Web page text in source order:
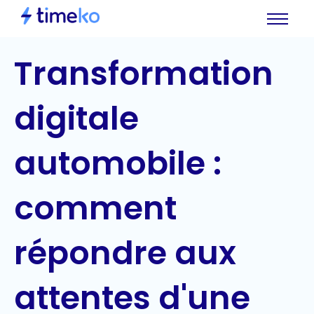
Transformation
digitale
automobile :
comment
répondre aux
attentes d'une